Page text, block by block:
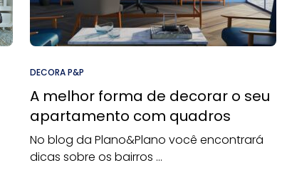
DECORA P&P
A melhor forma de decorar o seu
apartamento com quadros
No blog da Plano&Plano você encontrará
dicas sobre os bairros ...